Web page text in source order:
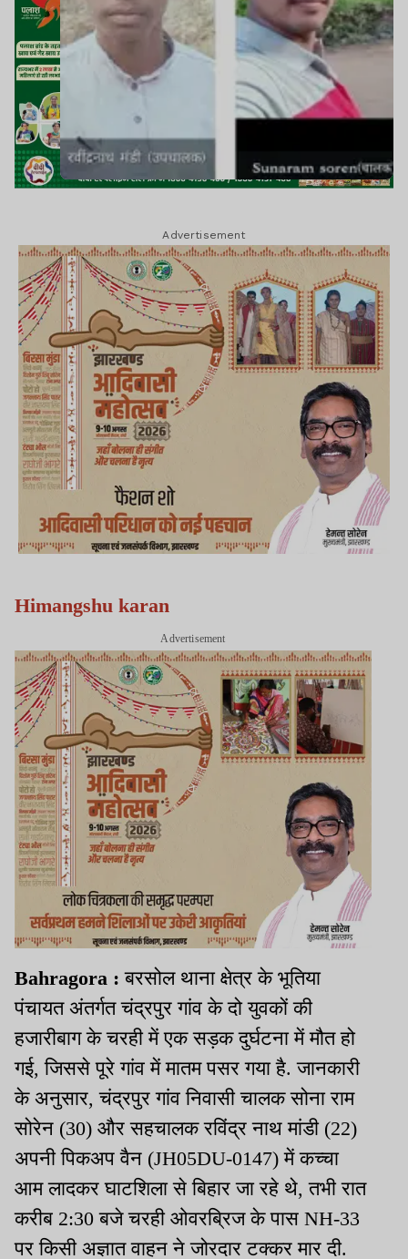
Advertisement
Himangshu karan
Advertisement
Bahragora : बरसोल थाना क्षेत्र के भूतिया
पंचायत अंतर्गत चंद्रपुर गांव के दो युवकों की
हजारीबाग के चरही में एक सड़क दुर्घटना में मौत हो
गई, जिससे पूरे गांव में मातम पसर गया है. जानकारी
के अनुसार, चंद्रपुर गांव निवासी चालक सोना राम
सोरेन (30) और सहचालक रविंद्र नाथ मांडी (22)
अपनी पिकअप वैन (JH05DU-0147) में कच्चा
आम लादकर घाटशिला से बिहार जा रहे थे, तभी रात
करीब 2:30 बजे चरही ओवरब्रिज के पास NH-33
पर किसी अज्ञात वाहन ने जोरदार टक्कर मार दी.